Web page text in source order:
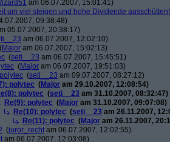
am 06.07.2007, 15:01:41)
um viel steigen und hohe Dividende
09:38:48)
05.07.2007, 20:38:17)
am 06.07.2007, 12:02:10)
(Major am 06.07.2007, 15:02:13)
(seti__23 am 06.07.2007, 15:45:51)
(Major am 06.07.2007, 19:51:03)
(seti__23 am 09.07.2007, 08:27:12)
polytec (Major am 29.10.2007, 12:08:54)
polytec (seti__23 am 31.10.2007, 08:32:47)
Re(9): polytec (Major am 31.10.2007, 09:07:08)
Re(10): polytec (seti__23 am 26.11.2007,
Re(11): polytec (Major am 26.11.2007,
(juror_recht am 06.07.2007, 12:02:55)
am 06.07.2007, 12:03:08)